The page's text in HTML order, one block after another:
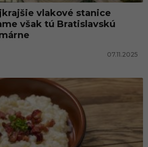
vlakové stanice
však tú Bratislavskú
07.11.2025